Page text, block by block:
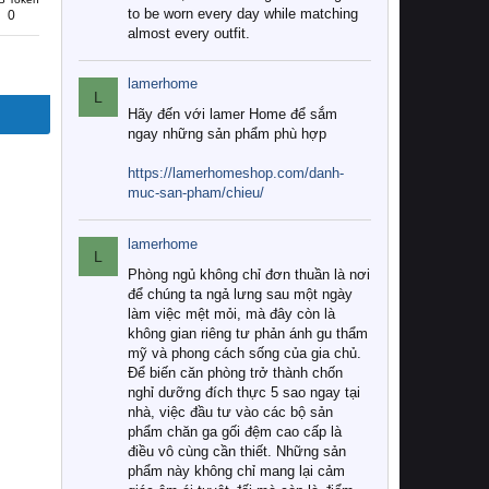
0
to be worn every day while matching
almost every outfit.
L
lamerhome
Hãy đến với lamer Home để sắm
ngay những sản phẩm phù hợp
https://lamerhomeshop.com/danh-
muc-san-pham/chieu/
L
lamerhome
Phòng ngủ không chỉ đơn thuần là nơi
để chúng ta ngả lưng sau một ngày
làm việc mệt mỏi, mà đây còn là
không gian riêng tư phản ánh gu thẩm
mỹ và phong cách sống của gia chủ.
Để biến căn phòng trở thành chốn
nghỉ dưỡng đích thực 5 sao ngay tại
nhà, việc đầu tư vào các bộ sản
phẩm chăn ga gối đệm cao cấp là
điều vô cùng cần thiết. Những sản
phẩm này không chỉ mang lại cảm